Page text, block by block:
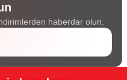
haberdar olun.